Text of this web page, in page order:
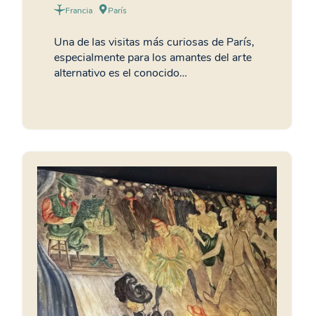
Francia París
Una de las visitas más curiosas de París,
especialmente para los amantes del arte
alternativo es el conocido…